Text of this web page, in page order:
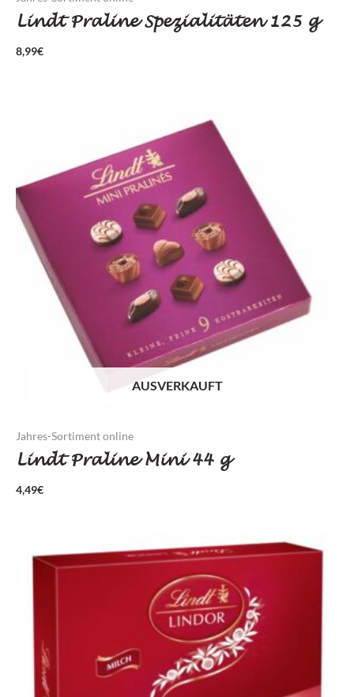
Lindt Praline Spezialitäten 125 g
8,99€
AUSVERKAUFT
Jahres-Sortiment online
Lindt Praline Mini 44 g
4,49€